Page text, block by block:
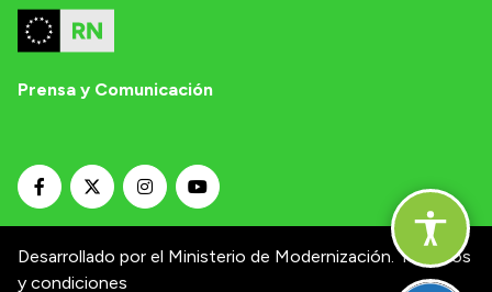
Prensa y Comunicación
Desarrollado por el Ministerio de Modernización. Términos
y condiciones